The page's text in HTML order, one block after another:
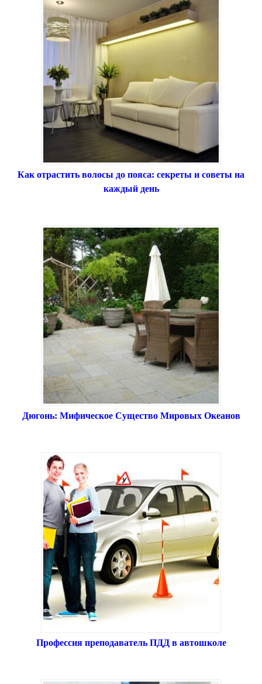
Как отрастить волосы до пояса: секреты и советы на
каждый день
Дюгонь: Мифическое Существо Мировых Океанов
Профессия преподаватель ПДД в автошколе